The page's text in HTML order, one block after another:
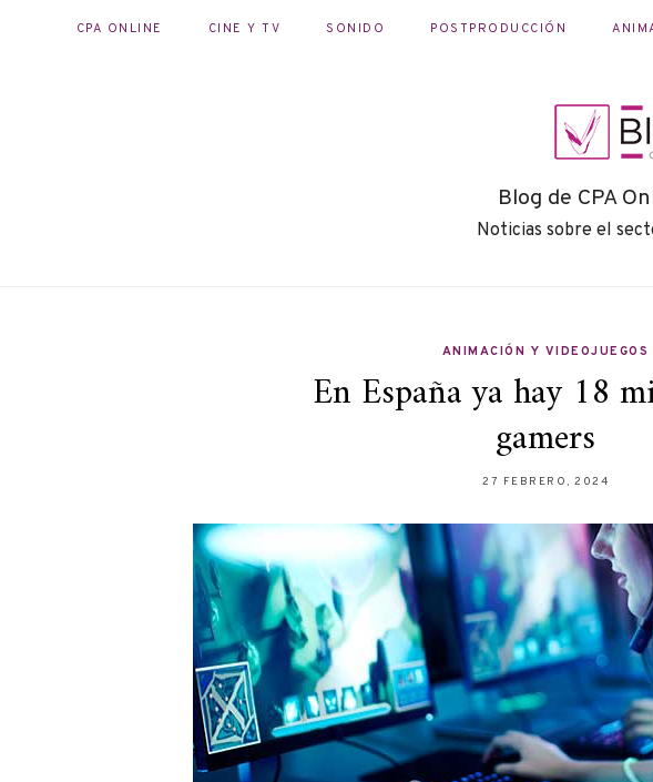
CPA ONLINE CINE Y TV SONIDO POSTPRODUCCIÓN
Blog de CPA
Noticias sobre el
ANIMACIÓN Y VIDEOJUEGOS
En España ya hay 18
gamers
27 FEBRERO, 2024